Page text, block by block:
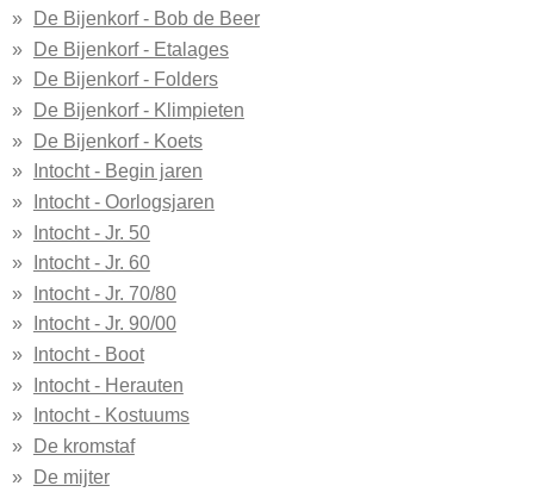
De Bijenkorf - Bob de Beer
De Bijenkorf - Etalages
De Bijenkorf - Folders
De Bijenkorf - Klimpieten
De Bijenkorf - Koets
Intocht - Begin jaren
Intocht - Oorlogsjaren
Intocht - Jr. 50
Intocht - Jr. 60
Intocht - Jr. 70/80
Intocht - Jr. 90/00
Intocht - Boot
Intocht - Herauten
Intocht - Kostuums
De kromstaf
De mijter